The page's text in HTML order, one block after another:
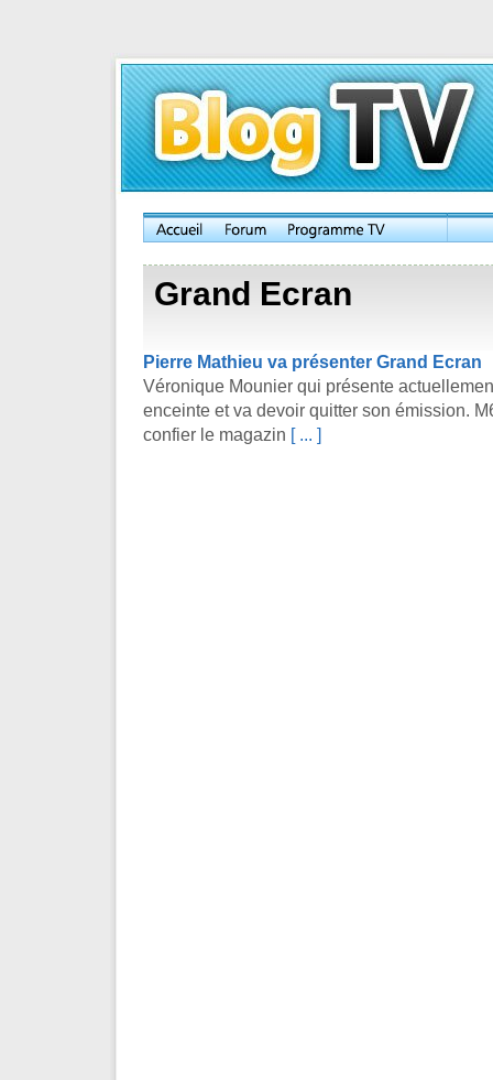
Grand Ecran
Pierre Mathieu va présenter Grand Ecran
Véronique Mounier qui présente
enceinte et va devoir quitter son émission.
confier le magazin [ ... ]